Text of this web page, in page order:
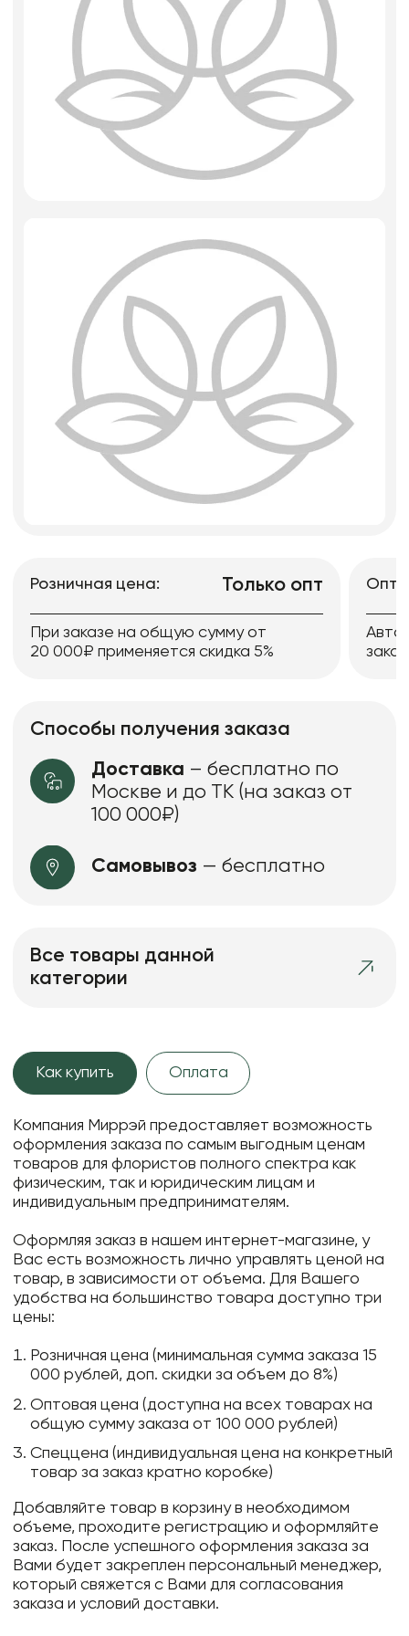
Игрушки мягкие
Изделия из металла
Розничная цена: Только опт
При заказе на общую сумму от
20 000₽ применяется скидка 5%
Способы получения заказа
Доставка – бесплатно по
Москве и до ТК (на заказ от
100 000₽)
Самовывоз — бесплатно
Все товары данной
категории
Как купить Оплата
Компания Миррэй предоставляет возможность
оформления заказа по самым выгодным ценам
товаров для флористов полного спектра как
физическим, так и юридическим лицам и
индивидуальным предпринимателям.
Оформляя заказ в нашем интернет-магазине, у
Вас есть возможность лично управлять ценой на
товар, в зависимости от объема. Для Вашего
удобства на большинство товара доступно три
цены:
Розничная цена (минимальная сумма заказа 15
000 рублей, доп. скидки за объем до 8%)
Оптовая цена (доступна на всех товарах на
общую сумму заказа от 100 000 рублей)
Спеццена (индивидуальная цена на конкретный
товар за заказ кратно коробке)
Добавляйте товар в корзину в необходимом
объеме, проходите регистрацию и оформляйте
заказ. После успешного оформления заказа за
Вами будет закреплен персональный менеджер,
который свяжется с Вами для согласования
заказа и условий доставки.